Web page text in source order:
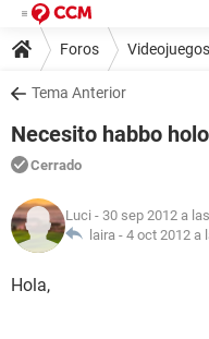
Foros Videojuegos
Tema Anterior
Necesito habbo
Cerrado
Luci - 30 sep 2012 a
laira - 4 oct 2012 a
Hola,